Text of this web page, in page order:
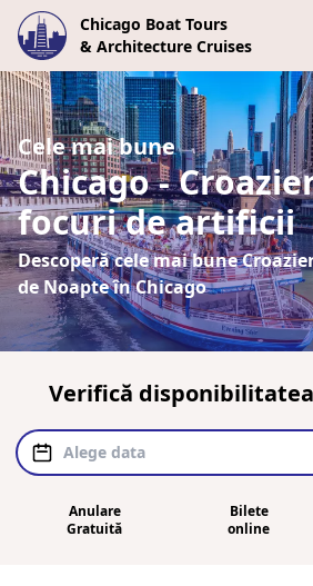
Chicago Boat Tours
& Architecture Cruises
Cele mai bune
Chicago -
focuri de artificii
Descoperă cele mai bune
de Noapte în Chicago
Verifică
Anulare
Gratuită
Bilete
online